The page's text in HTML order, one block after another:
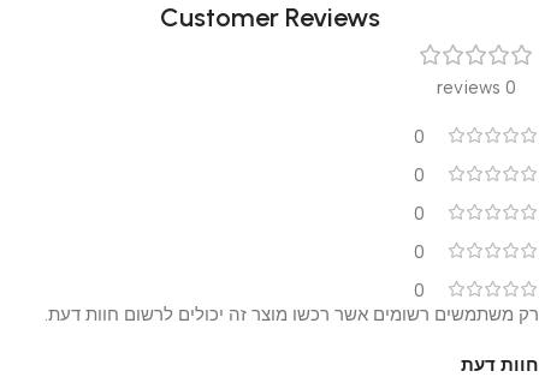
Customer Reviews
0 reviews
0
0
0
0
0
חוות דעת
רק משתמשים רשומים אשר רכשו מוצר זה יכולים לרשום חוות דעת.